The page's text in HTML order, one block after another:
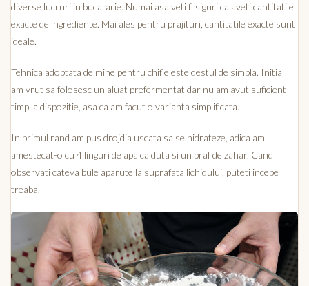
diverse lucruri in bucatarie. Numai asa veti fi siguri ca aveti cantitatile
exacte de ingrediente. Mai ales pentru prajituri, cantitatile exacte sunt
ideale.
Tehnica adoptata de mine pentru chifle este destul de simpla. Initial
am vrut sa folosesc un aluat prefermentat dar nu am avut suficient
timp la dispozitie, asa ca am facut o varianta simplificata.
In primul rand am pus drojdia uscata sa se hidrateze, adica am
amestecat-o cu 4 linguri de apa calduta si un praf de zahar. Cand
observati cateva bule aparute la suprafata lichidului, puteti incepe
treaba.